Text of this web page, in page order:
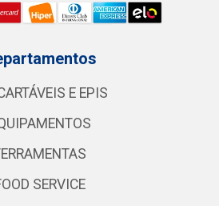
E EPIS
SERVICE